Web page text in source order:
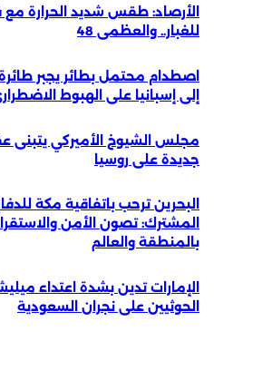
الأرصاد: طقس شديد الحرارة
للغبار.. والعظمى 48
اصطدام محتمل بطائر يجبر
إلى إسبانيا على الهبوط
مجلس الشيوخ الأميركي يتبنى
جديدة على روسيا
البحرين ترحب باتفاقية مكة
المشترك: تصون الأمن
بالمنطقة والعالم
الإمارات تدين بشدة اعتداء
الحوثيين على نجران السعودية